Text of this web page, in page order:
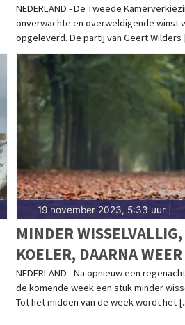
NEDERLAND - De Tweede
onverwachte en overweldigende winst
opgeleverd. De partij van Geert Wilders
19 november 2023, 5:33 uur|
MINDER
KOELER, DAARNA
NEDERLAND - Na opnieuw een
de komende week een stuk minder
Tot het midden van de week wordt het